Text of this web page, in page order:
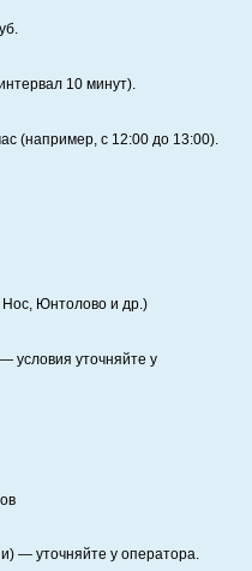
10 минут).
(например, с 12:00 до 13:00).
Нос, Юнтолово и др.)
условия уточняйте у
— уточняйте у оператора.